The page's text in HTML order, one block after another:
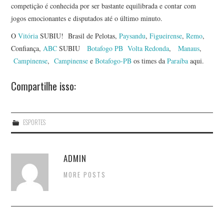
competição é conhecida por ser bastante equilibrada e contar com
jogos emocionantes e disputados até o último minuto.
OVitória SUBIU! Brasil de Pelotas,Paysandu,Figueirense,Remo,
Confiança,ABCSUBIUBotafogo PB Volta Redonda,Manaus,
Campinense,Campinense eBotafogo-PB os times daParaíba aqui.
Compartilhe isso:
ESPORTES
ADMIN
MORE POSTS